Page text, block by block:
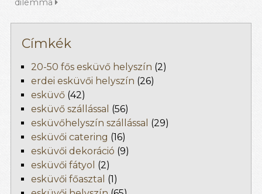
dilemma
Címkék
20-50 fős esküvő helyszín (2)
erdei esküvői helyszín (26)
esküvő (42)
esküvő szállással (56)
esküvőhelyszín szállással (29)
esküvői catering (16)
esküvői dekoráció (9)
esküvői fátyol (2)
esküvői főasztal (1)